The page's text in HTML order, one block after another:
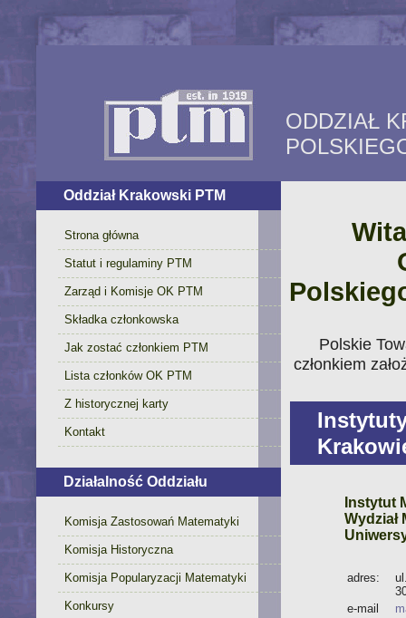
ODDZIAŁ
Polskie
członkiem
Instytut
Wydział
adres:
e-mail
Oddział Krakowski PTM
Strona główna
Statut i regulaminy PTM
Zarząd i Komisje OK PTM
Składka członkowska
Jak zostać członkiem PTM
Lista członków OK PTM
Z historycznej karty
Kontakt
Działalność Oddziału
Komisja Zastosowań Matematyki
Komisja Historyczna
Komisja Popularyzacji Matematyki
Konkursy